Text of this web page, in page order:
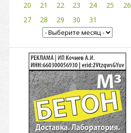
20
21 22 23 24 25
26
27
28 29 30 31